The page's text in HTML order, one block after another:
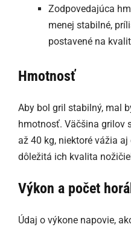
Zodpovedajúca
menej stabilné,
postavené na
Hmotnosť
Aby bol gril stabilný, mal
hmotnosť. Väčšina grilov
až 40 kg, niektoré vážia
dôležitá ich kvalita
Výkon a počet
Údaj o výkone napovie,